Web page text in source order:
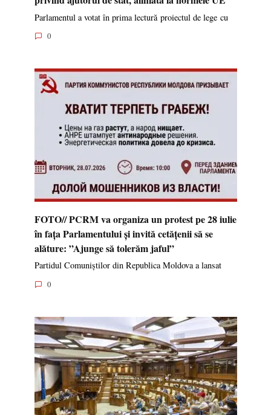
Parlamentul a votat în prima lectură proiectul de lege cu
0
FOTO// PCRM va organiza un protest pe 28 iulie
în fața Parlamentului și invită cetățenii să se
alăture: ”Ajunge să tolerăm jaful”
Partidul Comuniștilor din Republica Moldova a lansat
0